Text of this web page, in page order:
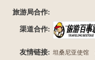
旅游局合作:
渠道合作:
友情链接: 坦桑尼亚使馆